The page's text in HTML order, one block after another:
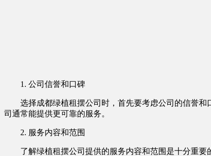
1. 公司信誉和口碑
选择成都绿植租摆公司时，首先要考虑公司的信誉
司通常能提供更可靠的服务。
2. 服务内容和范围
了解绿植租摆公司提供的服务内容和范围是十分重